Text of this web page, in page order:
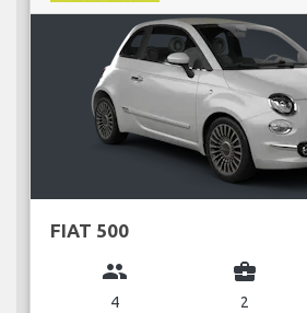
FIAT 500
group
4
business_center
2